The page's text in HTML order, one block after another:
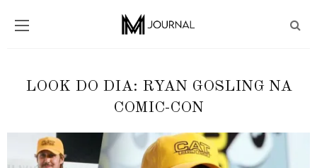
LOOK DO DIA: RYAN GOSLING NA
COMIC-CON